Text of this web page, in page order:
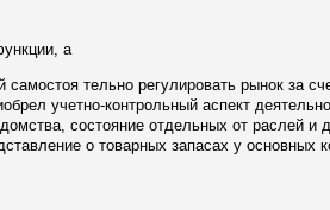
а
тельно регулировать рынок за
учетно-контрольный аспект
состояние отдельных от раслей и
о товарных запасах у основных